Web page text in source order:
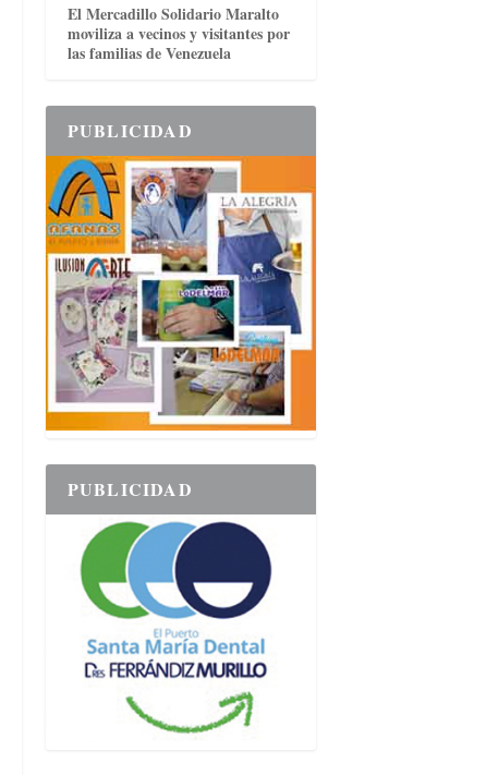
El Mercadillo Solidario Maralto
moviliza a vecinos y visitantes por
las familias de Venezuela
PUBLICIDAD
PUBLICIDAD